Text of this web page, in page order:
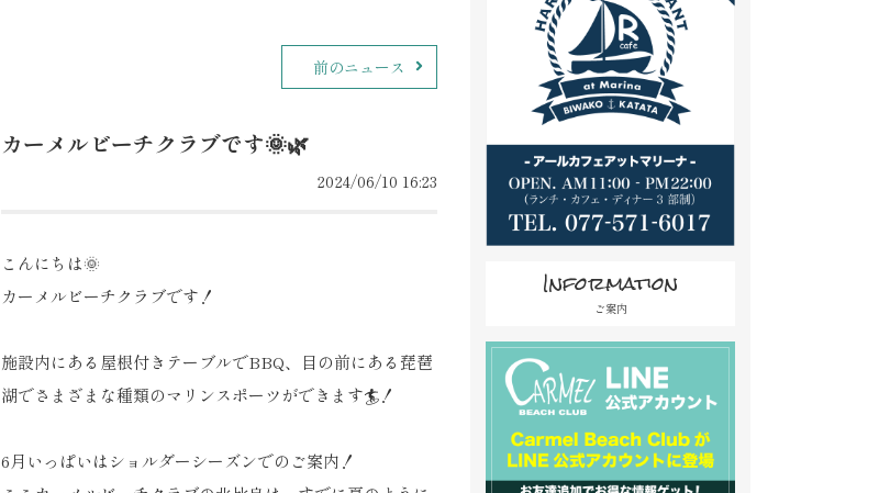
前のニュース
カーメルビーチクラブです🌞🌿
2024/06/10 16:23
こんにちは🌞
カーメルビーチクラブです！
施設内にある屋根付きテーブルでBBQ、目の前にある琵琶
湖でさまざまな種類のマリンスポーツができます🏄！
6月いっぱいはショルダーシーズンでのご案内！
Information
ご案内